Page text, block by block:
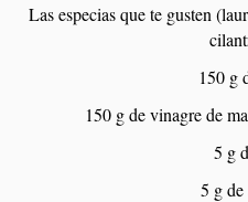
Las especias que te gusten
150 g
150 g de vinagre de
5 g
5 g de